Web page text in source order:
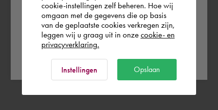
België Rest of the world
cookie-instellingen zelf beheren. Hoe wij
omgaan met de gegevens die op basis
van de geplaatste cookies verkregen zijn,
leggen wij u graag uit in onze cookie- en
privacyverklaring.
Instellingen Opslaan